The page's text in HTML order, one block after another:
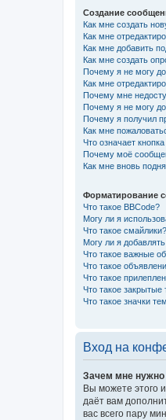
Создание
Как мне создать
Как мне
Как мне добавить
Как мне создать
Почему я не могу
Как мне
Почему мне
Почему я не могу
Почему я получил
Как мне
Что означает
Почему моё
Как мне вновь
Форматирование
Что такое BBCode?
Могу ли я
Что такое смайлики?
Могу ли я
Что такое важные
Что такое
Что такое
Что такое закрытые
Что такое значки
Вход на
Зачем мне нужно
Вы можете этого
даёт вам
вас всего пару